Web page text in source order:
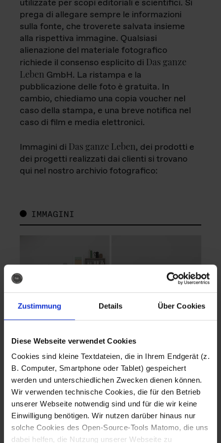
Zustimmung Details Über Cookies
Diese Webseite verwendet Cookies
Cookies sind kleine Textdateien, die in Ihrem Endgerät (z.
B. Computer, Smartphone oder Tablet) gespeichert
werden und unterschiedlichen Zwecken dienen können.
Wir verwenden technische Cookies, die für den Betrieb
unserer Webseite notwendig sind und für die wir keine
Einwilligung benötigen. Wir nutzen darüber hinaus nur
solche Cookies des Open-Source-Tools Matomo, die uns
dabei helfen, die Nutzung unserer Webseite zu
utilizzate per scopi editoriali e scientifici. Si
prega di allegare sempre le informazioni
sulla fonte, che troverete salvata insieme
alla rispettiva immagine. Qualsiasi
alienazione del materiale fotografico
richiede il consenso esplicito di Das ganze
Leben GmbH. La ristampa e la
pubblicazione delle foto è gratuita. In
cambio, chiediamo una copia voucher nel
caso della stampa, e una breve notifica nel
caso di film e media elettronici.
Immagini di Das ganze Leben, dei prodotti e
dei progetti realizzati dai clienti si trovano
qui nel nostro archivio fotografico:
IMMAGINI
Fotografo: Lorenz
Sternbach
Download
Fotografo: Lorenz
Sternbach
Download